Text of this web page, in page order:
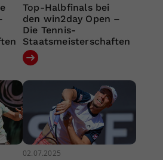
Top-Halbfinals bei
den win2day Open –
Die Tennis-
Staatsmeisterschaften
02.07.2025